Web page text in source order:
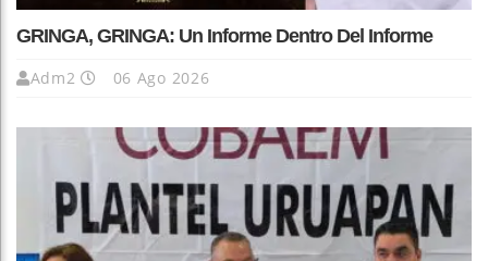
GRINGA, GRINGA: Un Informe Dentro Del Informe
Adm2 06 Ago 2026